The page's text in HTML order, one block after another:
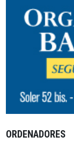
ORDENADORES